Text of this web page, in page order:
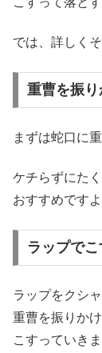
では、詳しく
重曹を振り
まずは蛇口に
ケチらずにた
おすすめですよ
ラップでこ
ラップをクシ
重曹を振りか
こすっていきま